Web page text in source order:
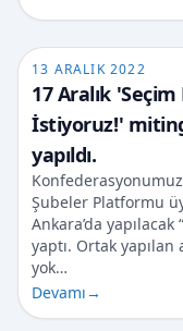
13 ARALIK 2022
17 Aralık
İstiyoruz!'
yapıldı.
Şubeler Platformu
Ankara’da
yaptı. Ortak yapılan
yok…
Devamı→